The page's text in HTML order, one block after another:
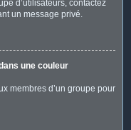
d’utilisateurs, contactez
un message privé.
une couleur
membres d’un groupe pour